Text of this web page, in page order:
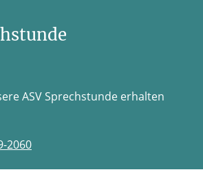
ASV Sprechstunde erhalten
2060